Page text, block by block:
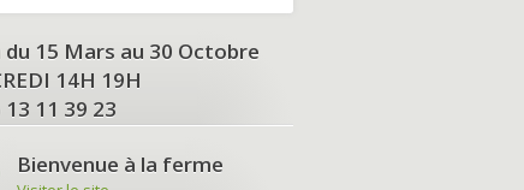
du 15 Mars au 30 Octobre
14H 19H
13 11 39 23
Bienvenue à la ferme